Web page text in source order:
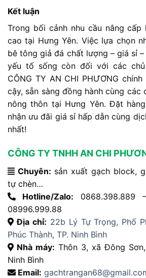
Kết luận
Trong bối cảnh nhu cầu nângcấp
caotại HưngYên. Việc lựa chọn
bêtônggiảđá chất lượng –giá sỉ –
yếu tố sốngcònđốivới các chủ
CÔNG TY AN CHI PHƯƠNG chính
cậy, sẵn sàng đồng hànhcùng các
nôngthôn tại Hưng Yên.Đặt hàng
nhận ưuđãi giá sỉ hấpdẫn cùng
nhất!
CÔNG TY TNHH AN CHI
Chuyên: sản xuất gạch block,
tự chèn…
Hotline/Zalo: 0868.398.889
08996.999.88
Địa chỉ: 22b Lý Tự Trọng, Phố
Phúc Thành, TP. Ninh Bình
Nhà máy: Thôn 3, xã Đông
Ninh Bình
Email: